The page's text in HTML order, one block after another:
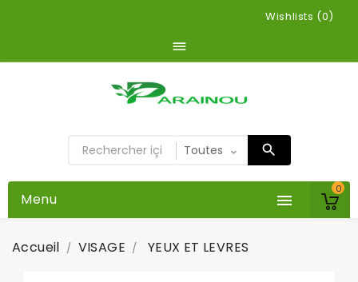
Wishlists (0)

0

Menu
Accueil VISAGE YEUX ET LEVRES